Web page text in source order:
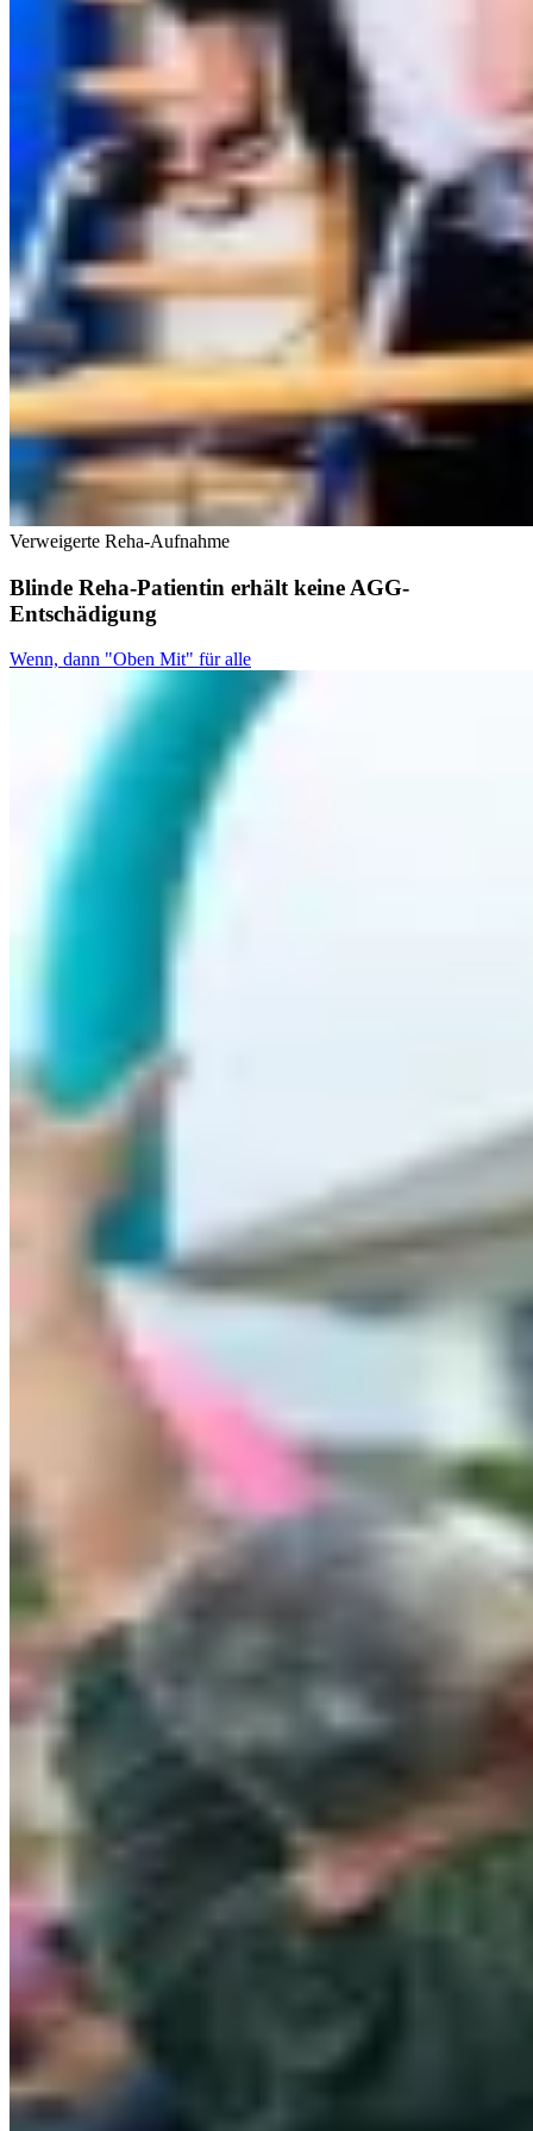
Verweigerte Reha-Aufnahme
Blinde Reha-Patientin erhält keine AGG-
Entschädigung
Wenn, dann "Oben Mit" für alle